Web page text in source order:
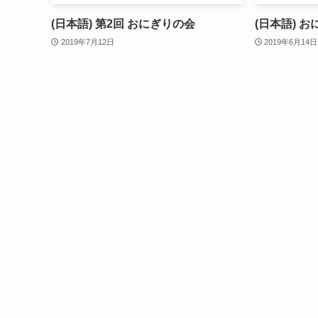
(日本語) 第2回 おにぎりの会
2019年7月12日
(日本語) お
2019年6月14日